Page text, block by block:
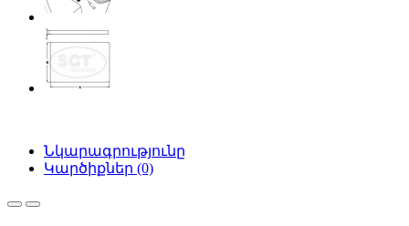
Նկարագրությունը
Կարծիքներ (0)